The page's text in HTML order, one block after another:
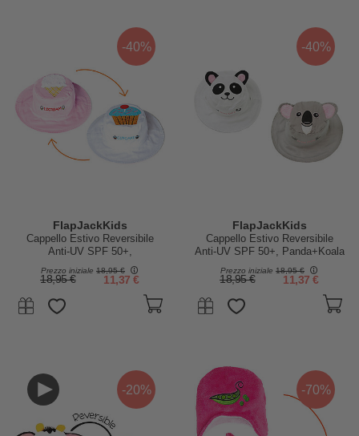
-40%
FlapJackKids
Cappello Estivo Reversibile
Anti-UV SPF 50+,
Gelato+Cupcake - 100% cotone
Prezzo iniziale 18,95 €
18,95 € 11,37 €
-40%
FlapJackKids
Cappello Estivo Reversibile
Anti-UV SPF 50+, Panda+Koala
Prezzo iniziale 18,95 €
18,95 € 11,37 €
-20% -70%